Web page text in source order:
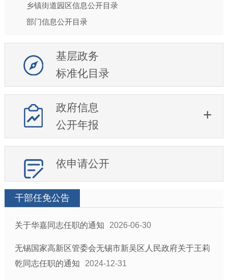
乡镇街道园区信息公开目录
部门信息公开目录
基层政务
标准化目录
政府信息
公开年报
依申请公开
干部任免公告
关于华嘉同志任职的通知 2026-06-30
无锡国家高新区管委会无锡市新吴区人民政府关于王莉
乾同志任职的通知
2024-12-31